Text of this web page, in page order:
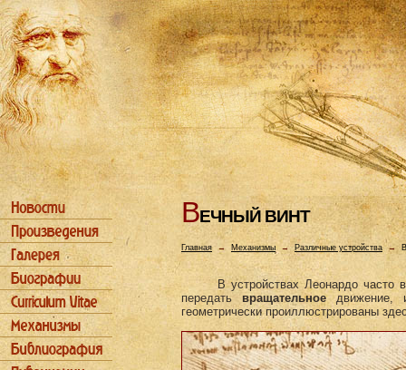
ВЕЧHЫЙ ВИHТ
Главная→ Механизмы →Различные устройства →
В устройствах Леонардо
передатьвращательноедвижение,
геометрически проиллюстрированы